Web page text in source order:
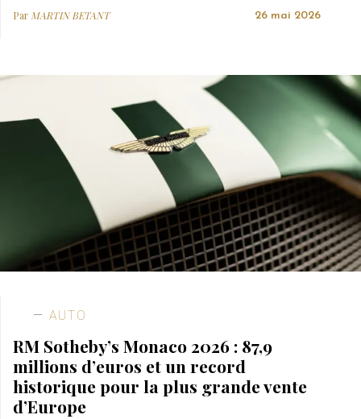
Par MARTIN BETANT 26 mai 2026
AUTO
RM Sotheby’s Monaco 2026 : 87,9
millions d’euros et un record
historique pour la plus grande vente
d’Europe